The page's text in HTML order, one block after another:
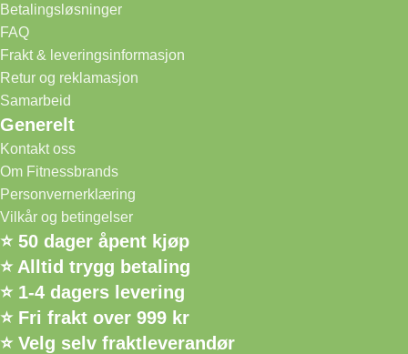
Betalingsløsninger
FAQ
Frakt & leveringsinformasjon
Retur og reklamasjon
Samarbeid
Generelt
Kontakt oss
Om Fitnessbrands
Personvernerklæring
Vilkår og betingelser
⭐ 50 dager åpent kjøp
⭐ Alltid trygg betaling
⭐ 1-4 dagers levering
⭐ Fri frakt over 999 kr
⭐ Velg selv fraktleverandør